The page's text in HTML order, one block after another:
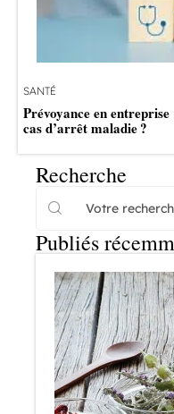
SANTÉ
Prévoyance en
cas d’arrêt maladie ?
Recherche
Publiés